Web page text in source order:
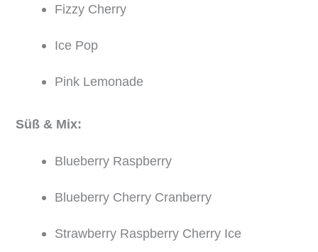
Fizzy Cherry
Ice Pop
Pink Lemonade
Süß & Mix:
Blueberry Raspberry
Blueberry Cherry Cranberry
Strawberry Raspberry Cherry Ice